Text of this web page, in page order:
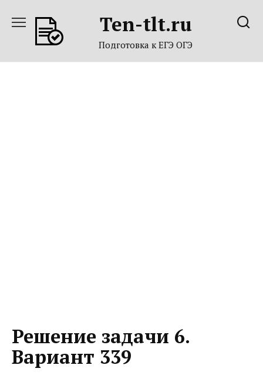
содержанию
Ten-tlt.ru
Подготовка к ЕГЭ ОГЭ
Решение задачи 6.
Вариант 339